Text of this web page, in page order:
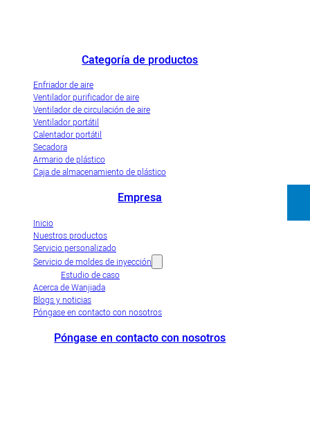
Categoría de productos
Enfriador de aire
Ventilador purificador de aire
Ventilador de circulación de aire
Ventilador portátil
Calentador portátil
Secadora
Armario de plástico
Caja de almacenamiento de plástico
Empresa
Inicio
Nuestros productos
Servicio personalizado
Servicio de moldes de inyección
Estudio de caso
Acerca de Wanjiada
Blogs y noticias
Póngase en contacto con nosotros
Póngase en contacto con nosotros